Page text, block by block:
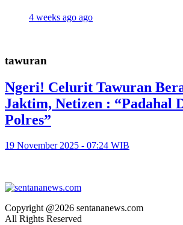
4 weeks ago ago
tawuran
Ngeri! Celurit Tawuran
Jaktim, Netizen : “Padahal
Polres”
19 November 2025 - 07:24 WIB
Copyright @2026 sentananews.com
All Rights Reserved